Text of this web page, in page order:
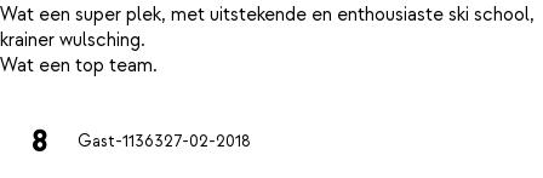
Wat een super plek, met uitstekende en enthousiaste ski school,
krainer wulsching.
8 Gast-1136327-02-2018